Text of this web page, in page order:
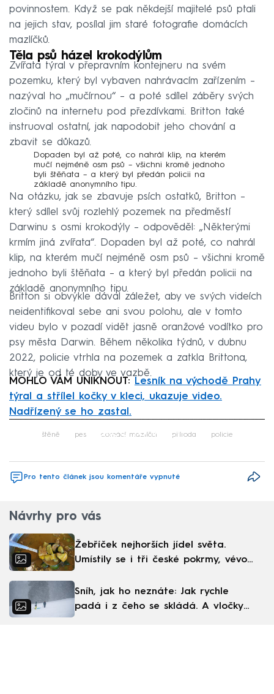
povinnostem. Když se pak někdejší majitelé psů ptali
na jejich stav, posílal jim staré fotografie domácích
mazlíčků.
Těla psů házel krokodýlům
Zvířata týral v přepravním kontejneru na svém
pozemku, který byl vybaven nahrávacím zařízením –
nazýval ho „mučírnou“ – a poté sdílel záběry svých
zločinů na internetu pod přezdívkami. Britton také
instruoval ostatní, jak napodobit jeho chování a
zbavit se důkazů.
Dopaden byl až poté, co nahrál klip, na kterém
mučí nejméně osm psů – všichni kromě jednoho
byli štěňata – a který byl předán policii na
základě anonymního tipu.
Na otázku, jak se zbavuje psích ostatků, Britton –
který sdílel svůj rozlehlý pozemek na předměstí
Darwinu s osmi krokodýly – odpověděl: „Některými
krmím jiná zvířata“. Dopaden byl až poté, co nahrál
klip, na kterém mučí nejméně osm psů – všichni kromě
jednoho byli štěňata – a který byl předán policii na
základě anonymního tipu.
Britton si obvykle dával záležet, aby ve svých videích
neidentifikoval sebe ani svou polohu, ale v tomto
videu bylo v pozadí vidět jasně oranžové vodítko pro
psy města Darwin. Během několika týdnů, v dubnu
2022, policie vtrhla na pozemek a zatkla Brittona,
který je od té doby ve vazbě.
MOHLO VÁM UNIKNOUT:
Lesník na východě Prahy
týral a střílel kočky v kleci, ukazuje video.
Nadřízený se ho zastal.
Failed to fetch
štěně pes domácí mazlíčci příroda policie
Pro tento článek jsou komentáře vypnuté
Návrhy pro vás
Žebříček nejhorších jídel světa.
Umístily se i tři české pokrmy, vévodí
Sníh, jak ho neznáte: Jak rychle
padá i z čeho se skládá. A vločky